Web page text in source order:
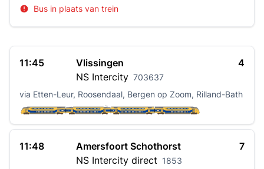
Bus in plaats van trein
11:45
Vlissingen
NS Intercity 703637
4
via Etten-Leur, Roosendaal, Bergen op Zoom, Rilland-Bath
11:48
Amersfoort Schothorst
NS Intercity direct 1853
7